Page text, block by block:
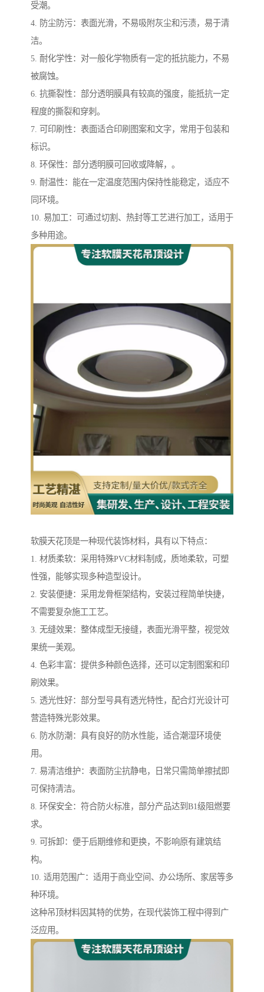
受潮。
4. 防尘防污：表面光滑，不易吸附灰尘和污渍，易于清
洁。
5. 耐化学性：对一般化学物质有一定的抵抗能力，不易
被腐蚀。
6. 抗撕裂性：部分透明膜具有较高的强度，能抵抗一定
程度的撕裂和穿刺。
7. 可印刷性：表面适合印刷图案和文字，常用于包装和
标识。
8. 环保性：部分透明膜可回收或降解，。
9. 耐温性：能在一定温度范围内保持性能稳定，适应不
同环境。
10. 易加工：可通过切割、热封等工艺进行加工，适用于
多种用途。
软膜天花顶是一种现代装饰材料，具有以下特点：
1. 材质柔软：采用特殊PVC材料制成，质地柔软，可塑
性强，能够实现多种造型设计。
2. 安装便捷：采用龙骨框架结构，安装过程简单快捷，
不需要复杂施工工艺。
3. 无缝效果：整体成型无接缝，表面光滑平整，视觉效
果统一美观。
4. 色彩丰富：提供多种颜色选择，还可以定制图案和印
刷效果。
5. 透光性好：部分型号具有透光特性，配合灯光设计可
营造特殊光影效果。
6. 防水防潮：具有良好的防水性能，适合潮湿环境使
用。
7. 易清洁维护：表面防尘抗静电，日常只需简单擦拭即
可保持清洁。
8. 环保安全：符合防火标准，部分产品达到B1级阻燃要
求。
9. 可拆卸：便于后期维修和更换，不影响原有建筑结
构。
10. 适用范围广：适用于商业空间、办公场所、家居等多
种环境。
这种吊顶材料因其特的优势，在现代装饰工程中得到广
泛应用。